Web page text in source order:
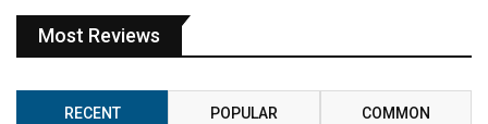
Most Reviews
RECENT POPULAR COMMON